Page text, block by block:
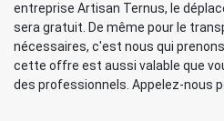
entreprise Artisan Ternus, le
sera gratuit. De même pour le
nécessaires, c'est nous qui
cette offre est aussi valable que
des professionnels. Appelez-nous